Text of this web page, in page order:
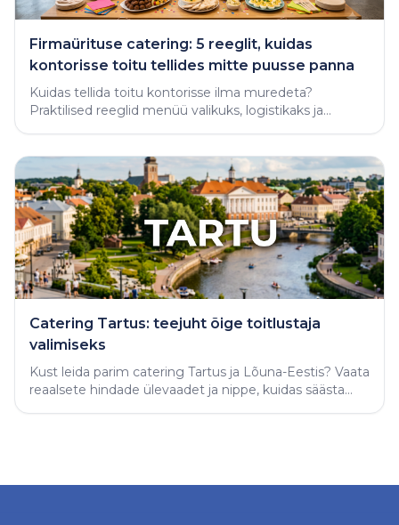
Firmaürituse catering: 5 reeglit, kuidas
kontorisse toitu tellides mitte puusse panna
Kuidas tellida toitu kontorisse ilma muredeta?
Praktilised reeglid menüü valikuks, logistikaks ja
Catering Tartus: teejuht õige toitlustaja
valimiseks
Kust leida parim catering Tartus ja Lõuna-Eestis? Vaata
reaalsete hindade ülevaadet ja nippe, kuidas säästa